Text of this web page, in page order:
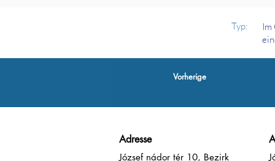
Typ:
Im
Vorherige
Adresse
József nádor tér 10, Bezirk